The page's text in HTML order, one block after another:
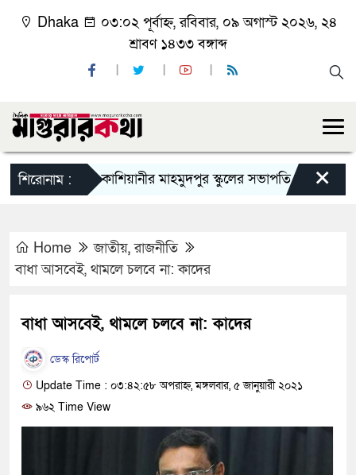
Dhaka
০৩:০২ পূর্বাহ্ন, রবিবার, ০৯ অগাস্ট ২০২৬, ২৪
শ্রাবণ ১৪৩৩ বঙ্গাব্দ
শিরোনাম :কাশিয়ানীর মাহমুদপুর স্কুলের সভাপতি হলেন গোবিন্দ
×
Home জাতীয়,রাজনীতি
বাধা আসবেই, থামলে চলবে না: কাদের
বাধা আসবেই, থামলে চলবে না: কাদের
ডেস্ক রিপোর্ট
Update Time : ০৩:৪২:৫৮ অপরাহ্ন, মঙ্গলবার, ৫ জানুয়ারী ২০২১
৯৬২ Time View